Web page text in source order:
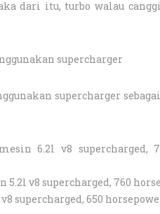
dari itu, turbo walau
supercharger
supercharger
6.2l v8 supercharged,
5.2l v8 supercharged, 760
supercharged, 650